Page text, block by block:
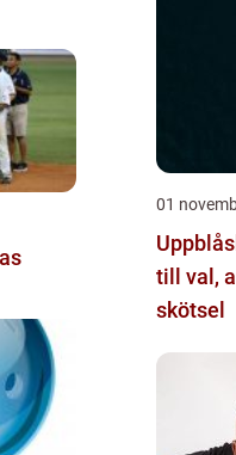
01
till val,
skötsel